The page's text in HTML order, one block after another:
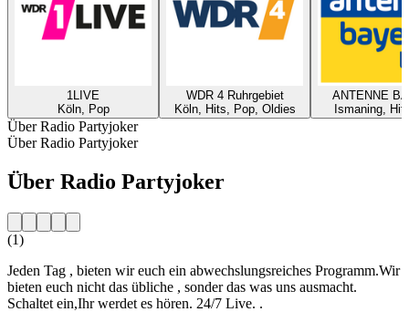
1LIVE
Köln, Pop
WDR 4 Ruhrgebiet
Köln, Hits, Pop, Oldies
ANTENNE
Ismaning,
Über Radio Partyjoker
Über Radio Partyjoker
Über Radio Partyjoker
(1)
Jeden Tag , bieten wir euch ein abwechslungsreiches Programm.Wir
bieten euch nicht das übliche , sonder das was uns ausmacht.
Schaltet ein,Ihr werdet es hören. 24/7 Live. .